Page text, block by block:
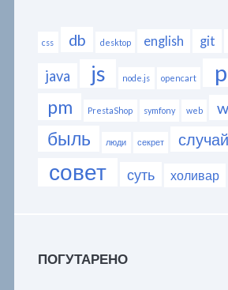
css db desktop english git
java js node.js opencart
pm PrestaShop symfony web
быль люди секрет случай
совет суть холивар
ПОГУТАРЕНО